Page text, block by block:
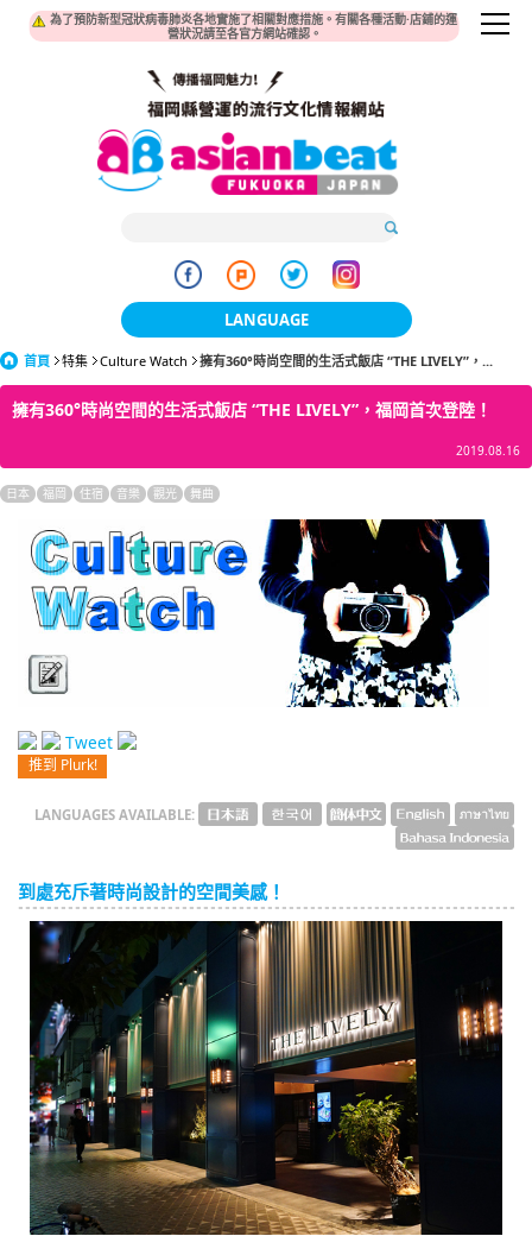
為了預防新型冠狀病毒肺炎各地實施了相關對應措施。有關各種活動·店鋪的運
營狀況請至各官方網站確認。
LANGUAGE
日本語
한국어
English
ภาษาไทย
tiéng Viêt
Bahasa Indonesia
首頁 特集 Culture Watch 擁有360°時尚空間的生活式飯店 “THE LIVELY”，...
擁有360°時尚空間的生活式飯店 “THE LIVELY”，福岡首次登陸！
2019.08.16
日本 福岡 住宿 音樂 觀光 舞曲
Tweet
推到 Plurk!
LANGUAGES AVAILABLE:
到處充斥著時尚設計的空間美感！